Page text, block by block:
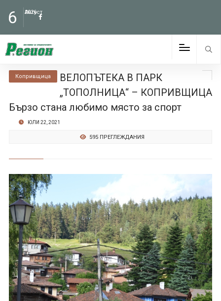
6 Август
2026
Копривщица
ВЕЛОПЪТЕКА В ПАРК
„ТОПОЛНИЦА“ – КОПРИВЩИЦА
Бързо стана любимо място за спорт
ЮЛИ 22, 2021
595 ПРЕГЛЕЖДАНИЯ